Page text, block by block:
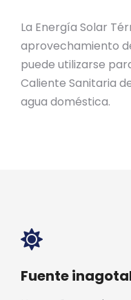
La Energía Solar
aprovechamiento
puede utilizarse
Caliente Sanitaria
agua doméstica.
Fuente